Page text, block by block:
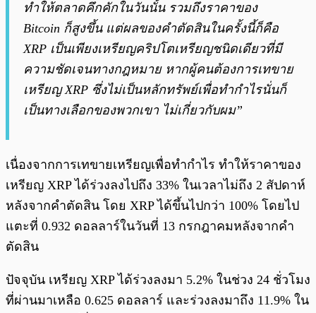
ทำให้ตลาดคึกคักในวันนั้น รวมถึงราคาของ
Bitcoin ก็สูงขึ้น แต่ผลของคำตัดสินในครั้งนี้ก็คือ
XRP เป็นเพียงเหรียญคริปโตเหรียญชนิดเดียวที่มี
ความชัดเจนทางกฎหมาย หากผู้คนต้องการเทขาย
เหรียญ XRP ซึ่งไม่เป็นหลักทรัพย์เพื่อทำกำไรนั่นก็
เป็นทางเลือกของพวกเขา ไม่เกี่ยวกับผม”
เนื่องจากการเทขายเหรียญเพื่อทำกำไร ทำให้ราคาของ
เหรียญ XRP ได้ร่วงลงไปถึง 33% ในเวลาไม่ถึง 2 สัปดาห์
หลังจากคำตัดสิน โดย XRP ได้ขึ้นไปกว่า 100% โดยไป
แตะที่ 0.932 ดอลลาร์ในวันที่ 13 กรกฎาคมหลังจากคำ
ตัดสิน
ปัจจุบัน เหรียญ XRP ได้ร่วงลงมา 5.2% ในช่วง 24 ชั่วโมง
ที่ผ่านมาเหลือ 0.625 ดอลลาร์ และร่วงลงมาถึง 11.9% ใน